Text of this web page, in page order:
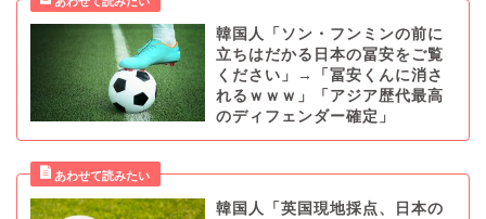
韓国人「ソン・フンミンの前に
立ちはだかる日本の冨安をご覧
ください」→「冨安くんに消さ
れるｗｗｗ」「アジア歴代最高
のディフェンダー確定」
韓国人「英国現地採点、日本の